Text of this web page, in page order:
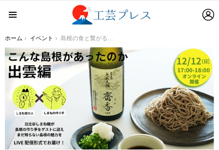
You are here:
ホーム イベント 島根の食と繋がる オンラインイベント『しまね館の縁結び2021』。第２回は、出雲の風土が生んだ出雲そばと日本酒のルーツをたどる旅へ